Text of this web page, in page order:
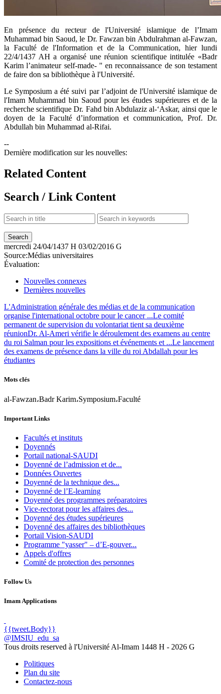
​En présence du recteur de l'Université islamique de l’Imam
Muhammad bin Saoud, le Dr. Fawzan bin Abdulrahman al-Fawzan,
la Faculté de l'Information et de la Communication, hier lundi
22/4/1437 AH a organisé une réunion scientifique intitulée «Badr
Karim l’animateur self-made- " en reconnaissance de son testament
de faire don sa bibliothèque à l'Université.
Le Symposium a été suivi par l’adjoint de l'Université islamique de
l'Imam Muhammad bin Saoud pour les études supérieures et de la
recherche scientifique Dr. Fahd bin Abdulaziz al-‘Askar, ainsi que le
doyen de la Faculté d’information et communication, Prof. Dr.
Abdullah bin Muhammad al-Rifai.
--
Dernière modification sur les nouvelles:
Related Content
Search / Link Content
mercredi 24/04/1437 H 03/02/2016 G
Source:Médias universitaires
Évaluation:
Nouvelles connexes
Dernières nouvelles
L'Administration générale des médias et de la communication
organise l'international octobre pour le cancer ...Le comité
permanent de supervision du volontariat tient sa deuxième
réunionDr. Al-Ameri vérifie le déroulement des examens au centre
du roi Salman pour les expositions et événements et ...Le lancement
des examens de présence dans la ville du roi Abdallah pour les
étudiantes
Mots clés
al-Fawzan،Badr Karim،Symposium،Faculté
Important Links
Facultés et instituts
Doyennés
Portail national-SAUDI
Doyenné de l’admission et de...
Données Ouvertes
Doyenné de la technique des...
Doyenné de l’E-learning
Doyenné des programmes préparatoires
Vice-rectorat pour les affaires des...
Doyenné des études supérieures
Doyenné des affaires des bibliothèques
Portail Vision-SAUDI
Programme "yasser" – d’E-gouver...
Appels d'offres
Comité de protection des personnes
Follow Us
Imam Applications
{{tweet.Body}}
@IMSIU_edu_sa
Tous droits reserved à l'Université Al-Imam 1448 H - 2026 G
Politiques
Plan du site
Contactez-nous